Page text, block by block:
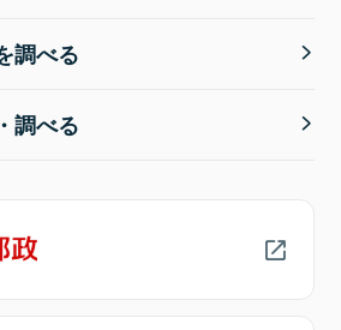
調べる
調べる